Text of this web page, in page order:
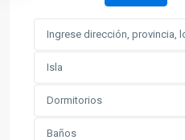
Isla
Dormitorios
Baños